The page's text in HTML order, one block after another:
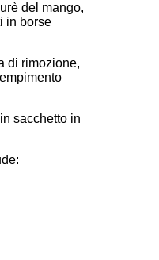
del mango,
in borse
di rimozione,
sacchetto in